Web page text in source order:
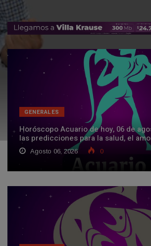
GENERALES
Horóscopo Acuario de hoy, 06 de
las predicciones para la salud, el
Agosto 06, 2026 0